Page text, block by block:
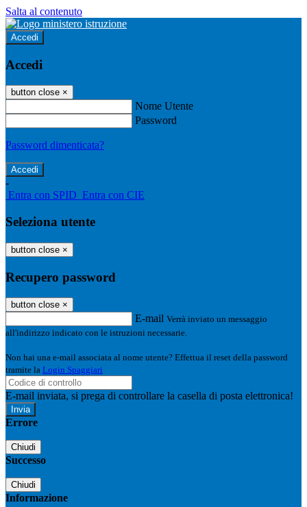
Salta al contenuto
Accedi
Accedi
button close ×
Nome Utente
Password
Password dimenticata?
-
Entra con SPID Entra con CIE
Seleziona utente
button close ×
Recupero password
button close ×
E-mail Verrà inviato un messaggio
all'indirizzo indicato con le istruzioni necessarie.
Non hai una e-mail associata al nome utente? Effettua il reset della password
tramite la Login Spaggiari
E-mail inviata, si prega di controllare la casella di posta elettronica!
Errore
Chiudi
Successo
Chiudi
Informazione